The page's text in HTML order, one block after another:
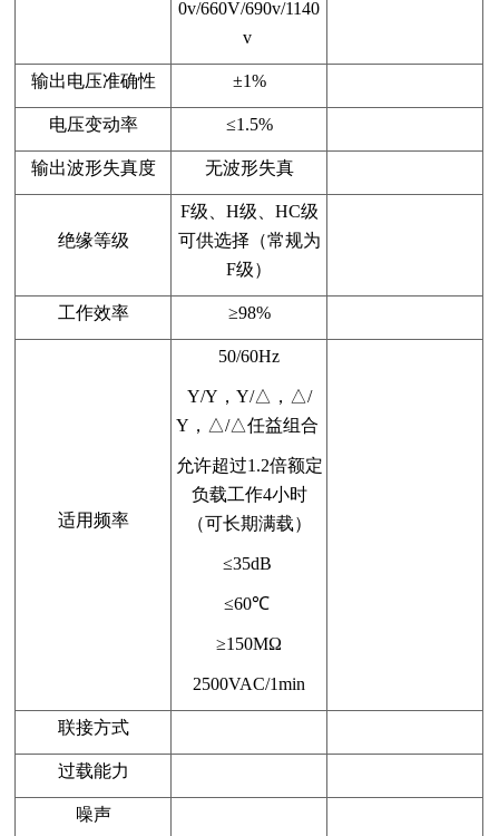
0v/660V/690v/1140
v
输出电压准确性 ±1%
电压变动率 ≤1.5%
输出波形失真度 无波形失真
绝缘等级
F级、H级、HC级
可供选择（常规为
F级）
工作效率 ≥98%
适用频率
50/60Hz
Y/Y，Y/△，△/
Y，△/△任益组合
允许超过1.2倍额定
负载工作4小时
（可长期满载）
≤35dB
≤60℃
≥150MΩ
2500VAC/1min
联接方式
过载能力
噪声